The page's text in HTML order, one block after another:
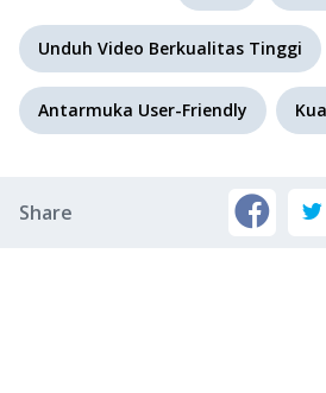
Unduh Video Berkualitas Tinggi
Antarmuka User-Friendly
Share